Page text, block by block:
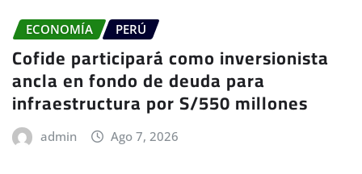
ECONOMÍA PERÚ
Cofide participará como inversionista
ancla en fondo de deuda para
infraestructura por S/550 millones
admin Ago 7, 2026